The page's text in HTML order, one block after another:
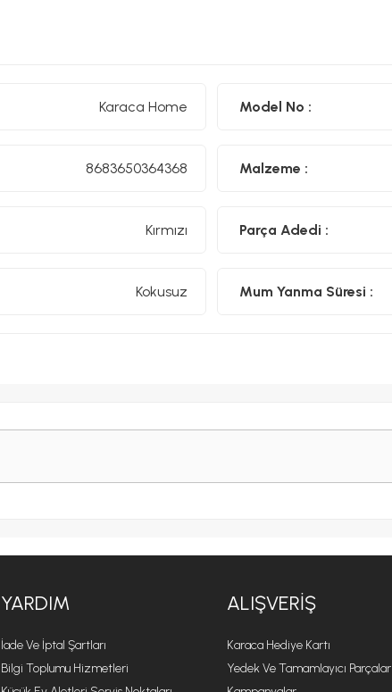
Karaca Home Model No :
8683650364368 Malzeme :
Kırmızı Parça Adedi :
Kokusuz Mum Yanma Süresi :
YARDIM
İade Ve İptal Şartları
Bilgi Toplumu Hizmetleri
ALIŞVERIŞ
Karaca Hediye Kartı
Yedek Ve Tamamlayıcı Parçalar